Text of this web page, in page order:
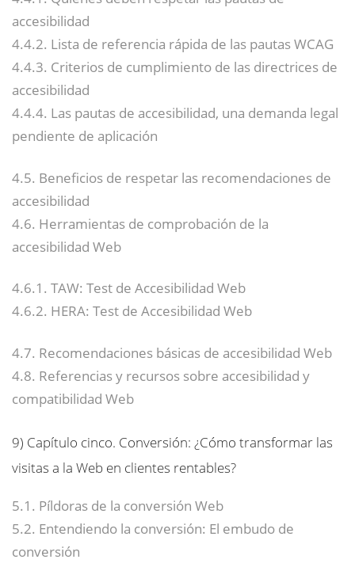
accesibilidad
4.4.2. Lista de referencia rápida de las pautas WCAG
4.4.3. Criterios de cumplimiento de las directrices de
accesibilidad
4.4.4. Las pautas de accesibilidad, una demanda legal
pendiente de aplicación
4.5. Beneficios de respetar las recomendaciones de
accesibilidad
4.6. Herramientas de comprobación de la
accesibilidad Web
4.6.1. TAW: Test de Accesibilidad Web
4.6.2. HERA: Test de Accesibilidad Web
4.7. Recomendaciones básicas de accesibilidad Web
4.8. Referencias y recursos sobre accesibilidad y
compatibilidad Web
9) Capítulo cinco. Conversión: ¿Cómo transformar las
visitas a la Web en clientes rentables?
5.1. Píldoras de la conversión Web
5.2. Entendiendo la conversión: El embudo de
conversión